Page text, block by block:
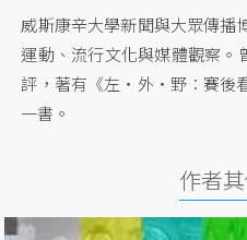
威斯康辛大學新聞與大眾傳播
運動、流行文化與媒體觀察。
評，著有《左‧外‧野︰賽後
一書。
作者